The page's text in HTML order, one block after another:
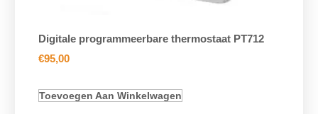
Digitale programmeerbare thermostaat PT712
€95,00
Toevoegen Aan Winkelwagen